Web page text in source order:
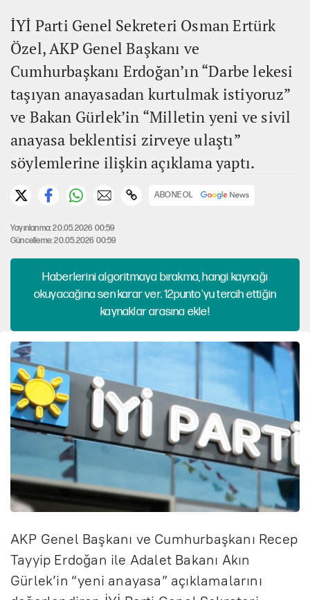
İYİ Parti Genel Sekreteri Osman Ertürk
Özel, AKP Genel Başkanı ve
Cumhurbaşkanı Erdoğan’ın “Darbe lekesi
taşıyan anayasadan kurtulmak istiyoruz”
ve Bakan Gürlek’in “Milletin yeni ve sivil
anayasa beklentisi zirveye ulaştı”
söylemlerine ilişkin açıklama yaptı.
ABONE OL
Yayınlanma: 20.05.2026 00:59
Güncelleme: 20.05.2026 00:59
Haberlerini algoritmaya bırakma, hangi kaynağı
okuyacağına sen karar ver. 12punto'yu tercih ettiğin
kaynaklar arasına ekle!
AKP Genel Başkanı ve Cumhurbaşkanı Recep
Tayyip Erdoğan ile Adalet Bakanı Akın
Gürlek’in “yeni anayasa” açıklamalarını